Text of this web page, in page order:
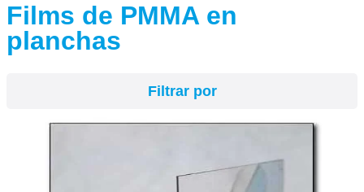
Filtrar por
Films de PMMA en
planchas
Filtrar por